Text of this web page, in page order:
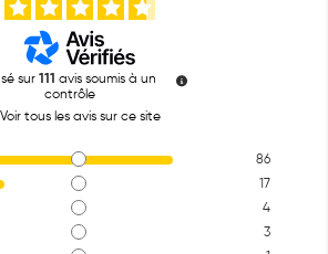
sur 111 avis soumis à un
contrôle
Voir tous les avis sur ce site
86
17
4
3